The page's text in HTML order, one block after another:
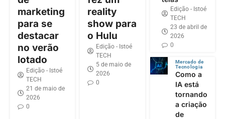
marketing
para se
destacar
no verão
lotado
Edição - Istoé
TECH
21 de maio de
2026
0
reality
show para
o Hulu
Edição - Istoé
TECH
5 de maio de
2026
0
Edição - Istoé
TECH
23 de abril de
2026
0
Mercado de
Tecnologia
Como a
IA está
tornando
a criação
de